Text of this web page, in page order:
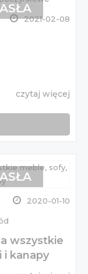
2021-02-08
czytaj więcej
2020-01-10
wszystkie
i kanapy